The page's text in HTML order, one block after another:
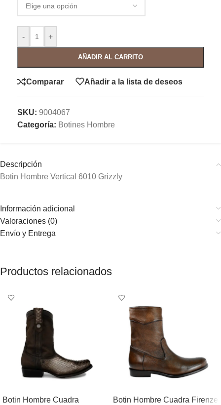
- +
AÑADIR AL CARRITO
Comparar Añadir a la lista de deseos
SKU: 9004067
Categoría: Botines Hombre
Descripción
Botin Hombre Vertical 6010 Grizzly
Información adicional
Valoraciones (0)
Envío y Entrega
Productos relacionados
Botin Hombre Cuadra
Botin Hombre Cuadra Firenze